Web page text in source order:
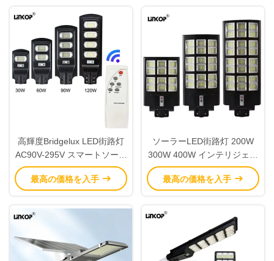
高輝度Bridgelux LED街路灯
AC90V-295V スマートソーラ
ー街路灯
最高の価格を入手
ソーラーLED街路灯 200W
300W 400W インテリジェン
ト中庭ソーラーライト
最高の価格を入手